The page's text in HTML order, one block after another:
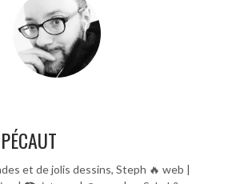
et de jolis dessins, Steph 🔥 web |